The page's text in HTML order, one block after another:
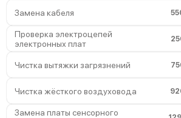
Замена кабеля
Проверка электроцепей
электронных плат
Чистка вытяжки загрязнений
Чистка жёсткого воздуховода
Замена платы сенсорного